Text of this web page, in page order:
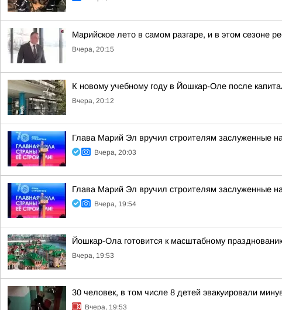
Марийское лето в самом разгаре, и в этом сезоне
Вчера, 20:15
К новому учебному году в Йошкар-Оле после
Вчера, 20:12
Глава Марий Эл вручил строителям заслуженные
Вчера, 20:03
Глава Марий Эл вручил строителям заслуженные
Вчера, 19:54
Йошкар-Ола готовится к масштабному
Вчера, 19:53
30 человек, в том числе 8 детей эвакуировали
Вчера, 19:53